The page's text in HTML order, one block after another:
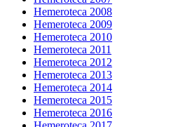
Hemeroteca 2008
Hemeroteca 2009
Hemeroteca 2010
Hemeroteca 2011
Hemeroteca 2012
Hemeroteca 2013
Hemeroteca 2014
Hemeroteca 2015
Hemeroteca 2016